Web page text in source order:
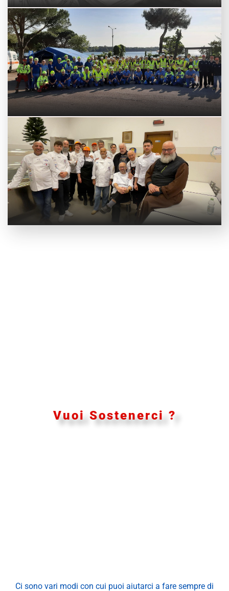
Muggia (TS) – Campo Scuola di Protezione Civile
Epifania a Montuzza con il DSE Friuli e Associazione
Cuochi Trieste
Vuoi Sostenerci ?
Ci sono vari modi con cui puoi aiutarci a fare sempre di